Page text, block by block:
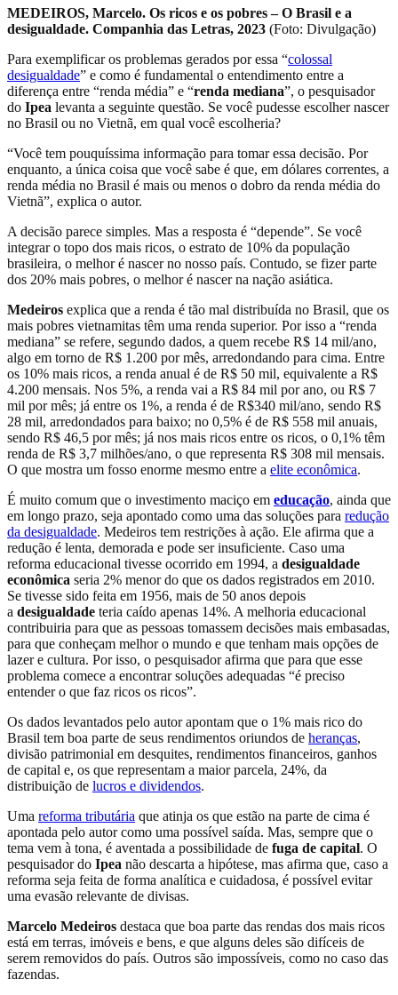
MEDEIROS, Marcelo. Os ricos e os pobres – O Brasil e a
desigualdade. Companhia das Letras, 2023 (Foto: Divulgação)
Para exemplificar os problemas gerados por essa “colossal
desigualdade” e como é fundamental o entendimento entre a
diferença entre “renda média” e “renda mediana”, o pesquisador
do Ipea levanta a seguinte questão. Se você pudesse escolher nascer
no Brasil ou no Vietnã, em qual você escolheria?
“Você tem pouquíssima informação para tomar essa decisão. Por
enquanto, a única coisa que você sabe é que, em dólares correntes, a
renda média no Brasil é mais ou menos o dobro da renda média do
Vietnã”, explica o autor.
A decisão parece simples. Mas a resposta é “depende”. Se você
integrar o topo dos mais ricos, o estrato de 10% da população
brasileira, o melhor é nascer no nosso país. Contudo, se fizer parte
dos 20% mais pobres, o melhor é nascer na nação asiática.
Medeiros explica que a renda é tão mal distribuída no Brasil, que os
mais pobres vietnamitas têm uma renda superior. Por isso a “renda
mediana” se refere, segundo dados, a quem recebe R$ 14 mil/ano,
algo em torno de R$ 1.200 por mês, arredondando para cima. Entre
os 10% mais ricos, a renda anual é de R$ 50 mil, equivalente a R$
4.200 mensais. Nos 5%, a renda vai a R$ 84 mil por ano, ou R$ 7
mil por mês; já entre os 1%, a renda é de R$340 mil/ano, sendo R$
28 mil, arredondados para baixo; no 0,5% é de R$ 558 mil anuais,
sendo R$ 46,5 por mês; já nos mais ricos entre os ricos, o 0,1% têm
renda de R$ 3,7 milhões/ano, o que representa R$ 308 mil mensais.
O que mostra um fosso enorme mesmo entre a elite econômica.
É muito comum que o investimento maciço em educação, ainda que
em longo prazo, seja apontado como uma das soluções para redução
da desigualdade. Medeiros tem restrições à ação. Ele afirma que a
redução é lenta, demorada e pode ser insuficiente. Caso uma
reforma educacional tivesse ocorrido em 1994, a desigualdade
econômica seria 2% menor do que os dados registrados em 2010.
Se tivesse sido feita em 1956, mais de 50 anos depois
a desigualdade teria caído apenas 14%. A melhoria educacional
contribuiria para que as pessoas tomassem decisões mais embasadas,
para que conheçam melhor o mundo e que tenham mais opções de
lazer e cultura. Por isso, o pesquisador afirma que para que esse
problema comece a encontrar soluções adequadas “é preciso
entender o que faz ricos os ricos”.
Os dados levantados pelo autor apontam que o 1% mais rico do
Brasil tem boa parte de seus rendimentos oriundos de heranças,
divisão patrimonial em desquites, rendimentos financeiros, ganhos
de capital e, os que representam a maior parcela, 24%, da
distribuição de lucros e dividendos.
Uma reforma tributária que atinja os que estão na parte de cima é
apontada pelo autor como uma possível saída. Mas, sempre que o
tema vem à tona, é aventada a possibilidade de fuga de capital. O
pesquisador do Ipea não descarta a hipótese, mas afirma que, caso a
reforma seja feita de forma analítica e cuidadosa, é possível evitar
uma evasão relevante de divisas.
Marcelo Medeiros destaca que boa parte das rendas dos mais ricos
está em terras, imóveis e bens, e que alguns deles são difíceis de
serem removidos do país. Outros são impossíveis, como no caso das
fazendas.